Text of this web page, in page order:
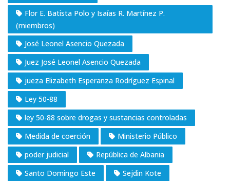
Flor E. Batista Polo y Isaías R. Martínez P.
(miembros)
José Leonel Asencio Quezada
Juez José Leonel Asencio Quezada
jueza Elizabeth Esperanza Rodríguez Espinal
Ley 50-88
ley 50-88 sobre drogas y sustancias controladas
Medida de coerción
Ministerio Público
poder judicial
República de Albania
Santo Domingo Este
Sejdin Kote